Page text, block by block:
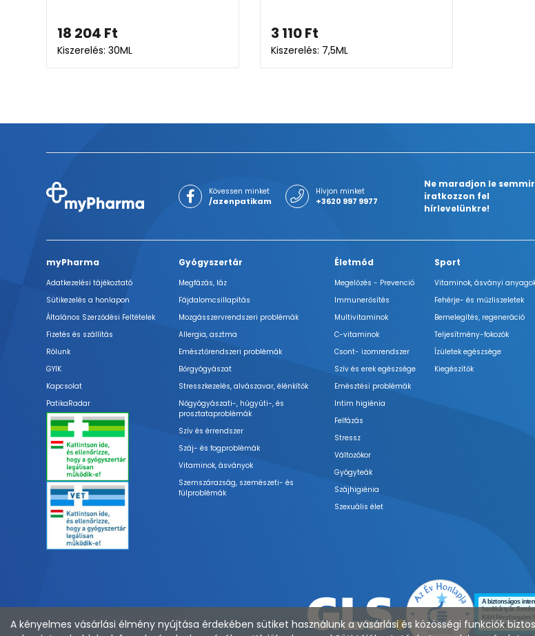
18 204 Ft
Kiszerelés: 30ML
3 110Ft
Kiszerelés: 7,5ML
Kövessen minket
/azenpatikam
Hívjon minket
+3620 997 9977
Ne maradjon le
iratkozzon fel
hírlevelünkre!
myPharma
Adatkezelési tájékoztató
Sütikezelés a honlapon
Általános Szerződési Feltételek
Fizetés és szállítás
Rólunk
GYIK
Kapcsolat
PatikaRadar
Gyógyszertár
Megfázás, láz
Fájdalomcsillapítás
Mozgásszervrendszeri problémák
Allergia, asztma
Emésztőrendszeri problémák
Bőrgyógyászat
Stresszkezelés, alvászavar, élénkítők
Nőgyógyászati-, húgyúti-, és
prosztataproblémák
Szív és érrendszer
Száj- és fogproblémák
Vitaminok, ásványok
Szemszárazság, szemészeti- és
fülproblémák
Életmód
Megelőzés - Prevenció
Immunerősítés
Multivitaminok
C-vitaminok
Csont- izomrendszer
Szív és erek egészsége
Emésztési problémák
Intim higiénia
Felfázás
Stressz
Változókor
Gyógyteák
Szájhigiénia
Szexuális élet
Sport
Vitaminok, ásványi
Fehérje- és műzliszeletek
Bemelegítés, regeneráció
Teljesítmény-fokozók
Ízületek egészsége
Kiegészítők
A kényelmes vásárlási élmény nyújtása érdekében sütiket használunk a vásárlási és közösségi funkciók